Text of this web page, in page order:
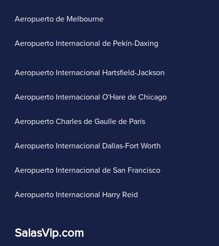
Aeropuerto de Melbourne
Aeropuerto Internacional de Pekín-Daxing
Aeropuerto Internacional Hartsfield-Jackson
Aeropuerto Internacional O'Hare de Chicago
Aeropuerto Charles de Gaulle de París
Aeropuerto Internacional Dallas-Fort Worth
Aeropuerto Internacional de San Francisco
Aeropuerto Internacional Harry Reid
SalasVip.com